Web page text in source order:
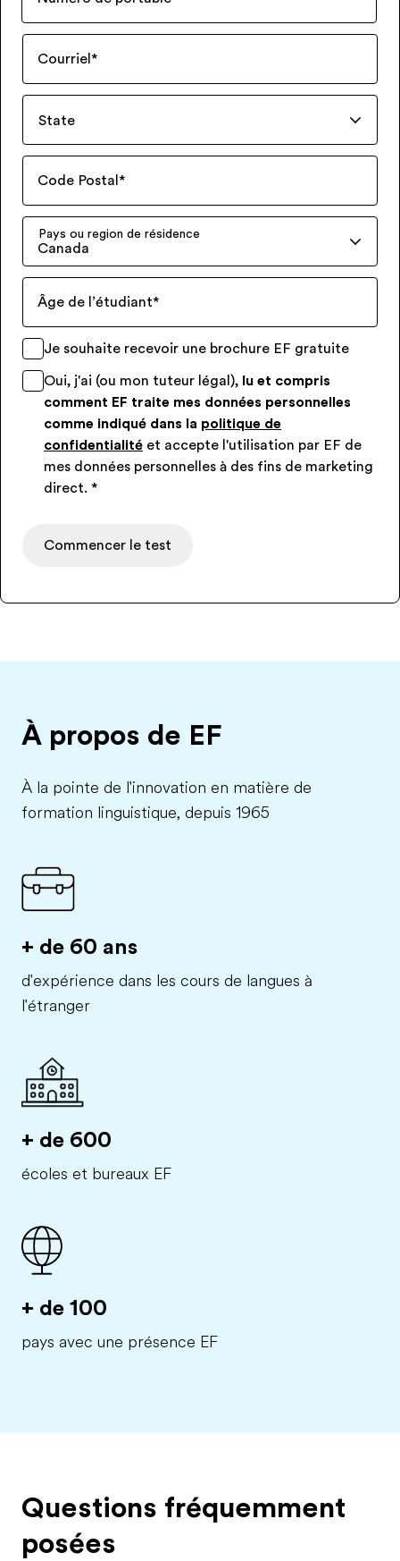
Courriel *
State
Code Postal *
Pays ou region de résidence
Canada
Âge de l’étudiant*
Je souhaite recevoir une brochure EF gratuite
Oui, j'ai (ou mon tuteur légal), lu et compris
comment EF traite mes données personnelles
comme indiqué dans la politique de
confidentialité et accepte l'utilisation par EF de
mes données personnelles à des fins de marketing
direct. *
Commencer le test
À propos de EF
À la pointe de l'innovation en matière de
formation linguistique, depuis 1965
+ de 60 ans
d'expérience dans les cours de langues à
l'étranger
+ de 600
écoles et bureaux EF
+ de 100
pays avec une présence EF
Questions fréquemment
posées